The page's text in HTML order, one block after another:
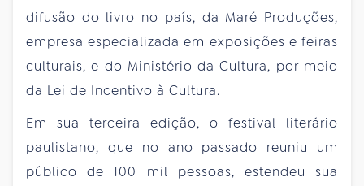
difusão do livro no país, da Maré Produções,
empresa especializada em exposições e feiras
culturais, e do Ministério da Cultura, por meio
da Lei de Incentivo à Cultura.
Em sua terceira edição, o festival literário
paulistano, que no ano passado reuniu um
público de 100 mil pessoas, estendeu sua